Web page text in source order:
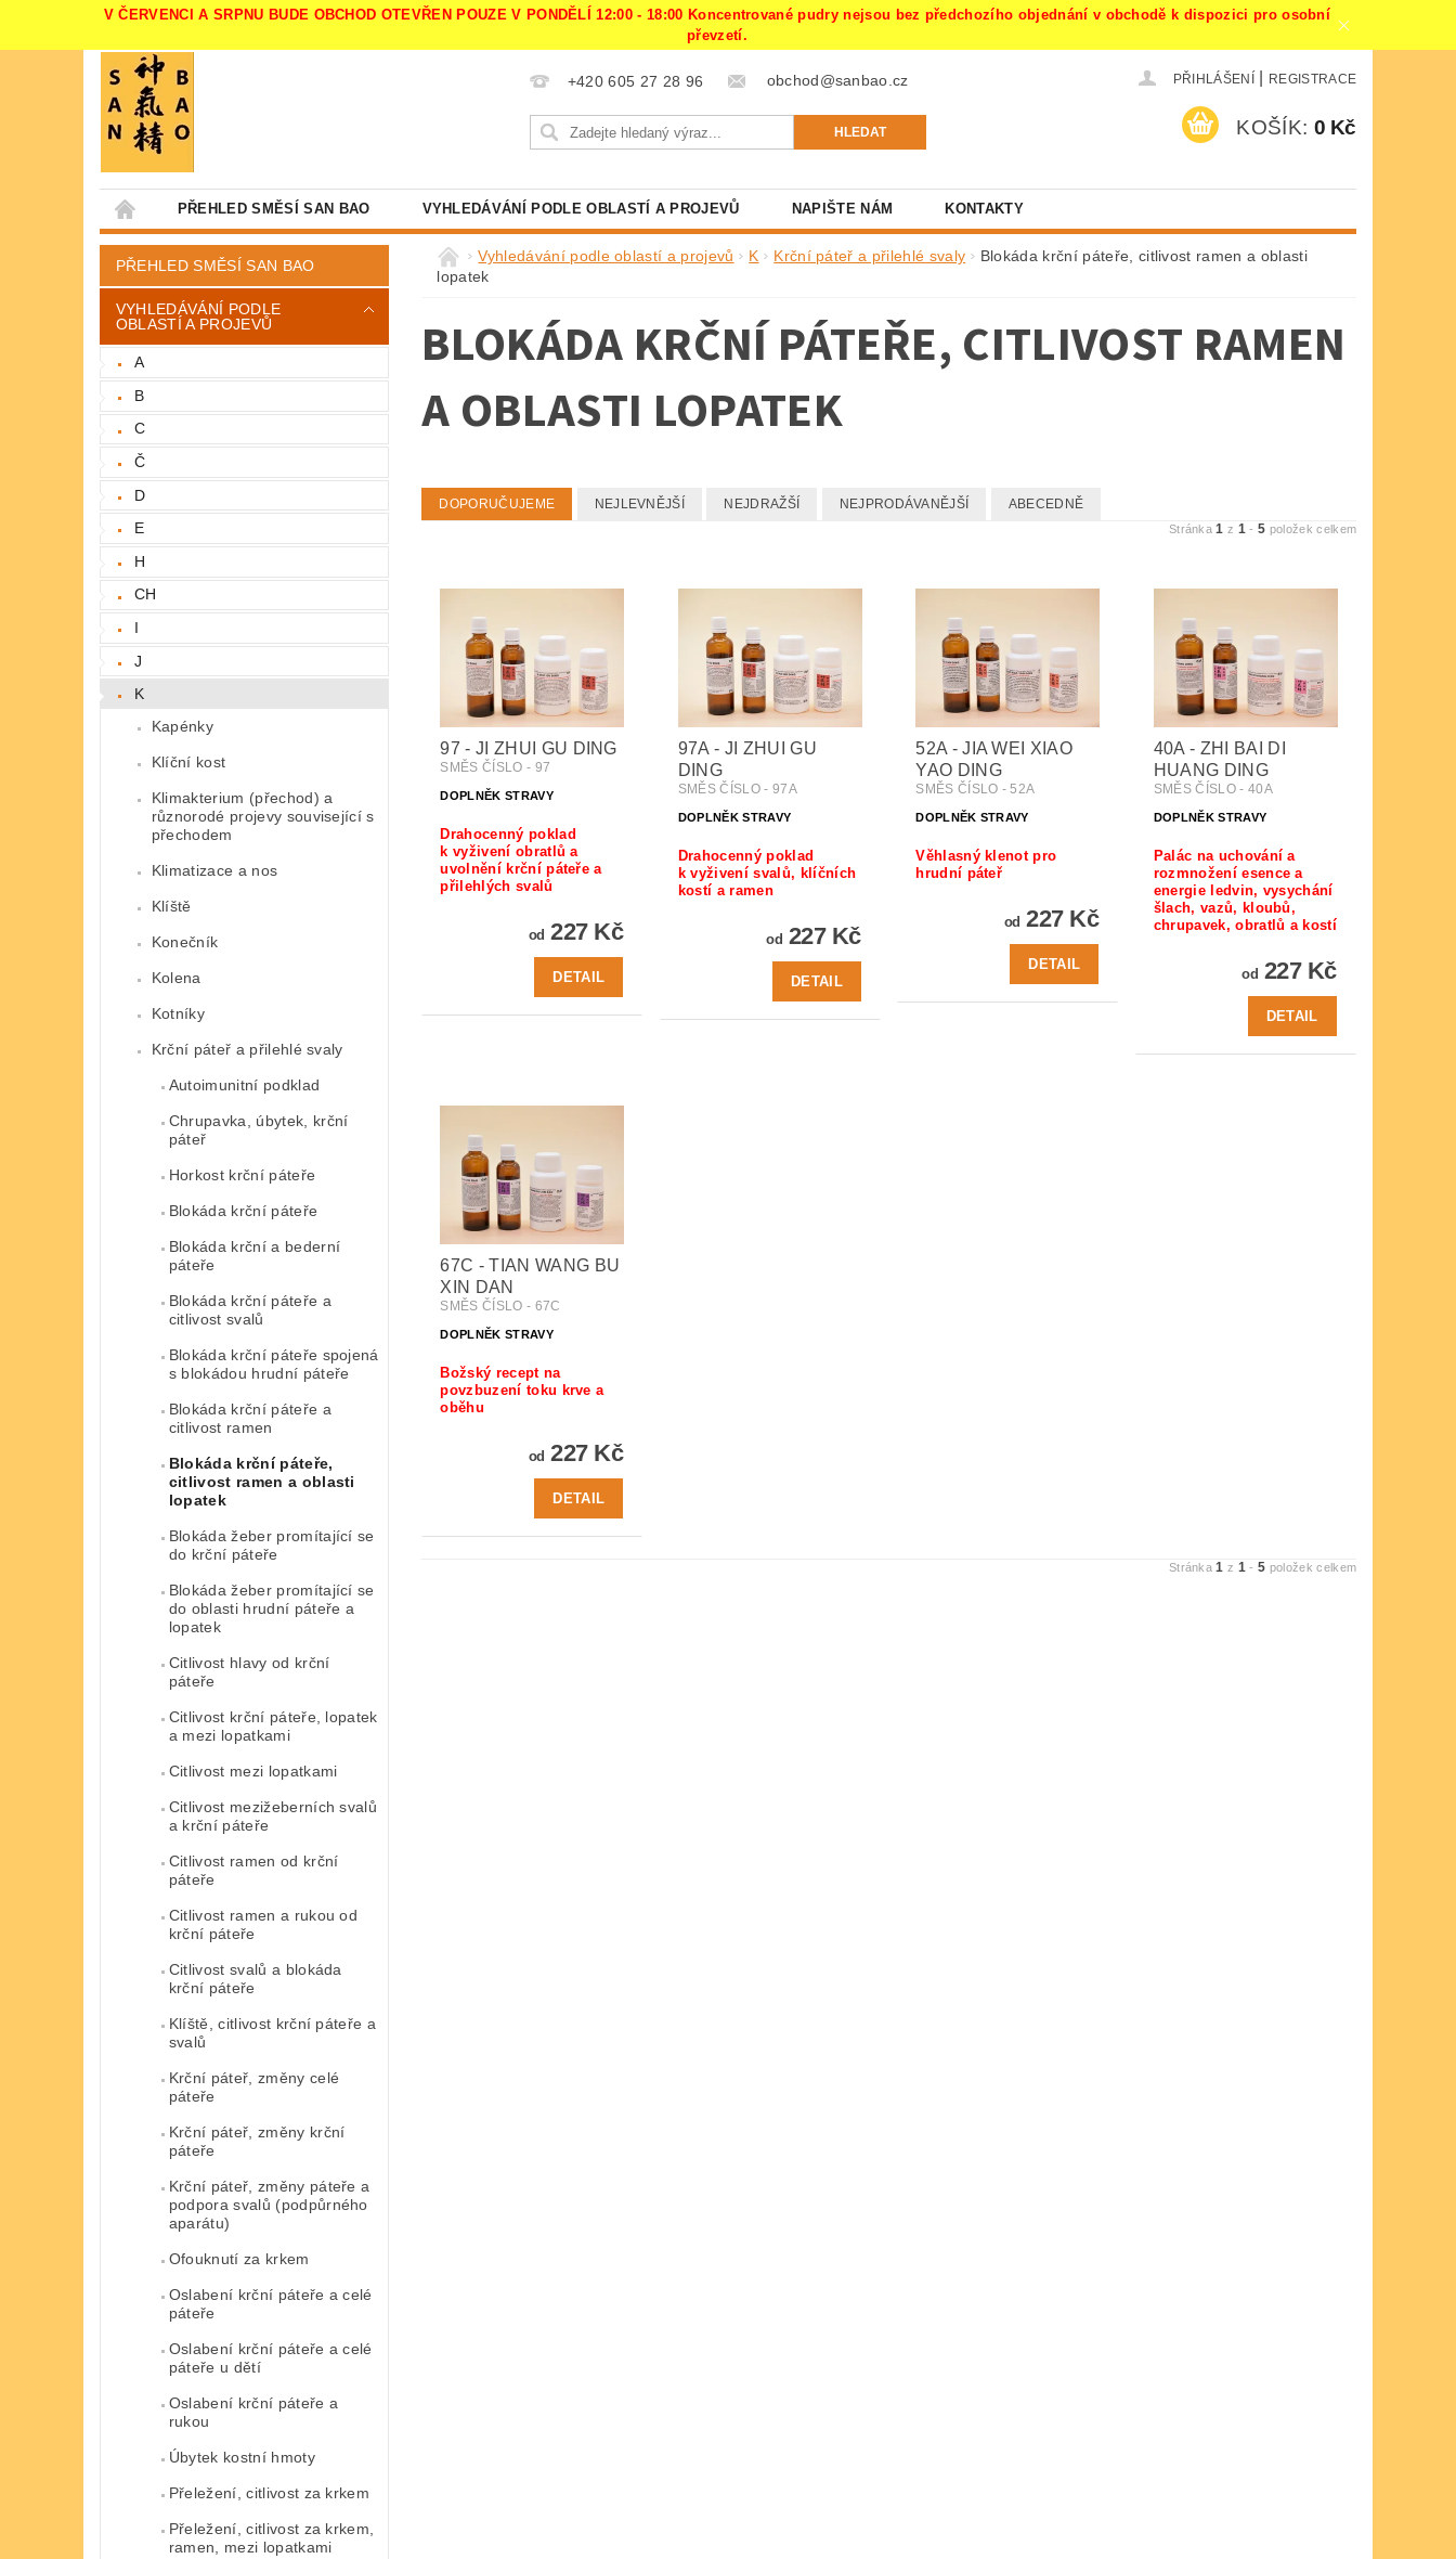
V ČERVENCI A SRPNU BUDE OBCHOD OTEVŘEN POUZE V PONDĚLÍ 12:00 - 18:00 Koncentrované pudry nejsou bez předchozího objednání v obchodě k dispozici pro osobní
převzetí.
+420 605 27 28 96 obchod@sanbao.cz PŘIHLÁŠENÍ REGISTRACE
KOŠÍK: 0 Kč
PŘEHLED SMĚSÍ SAN BAO VYHLEDÁVÁNÍ PODLE OBLASTÍ A PROJEVŮ NAPIŠTE NÁM KONTAKTY
PŘEHLED SMĚSÍ SAN BAO
VYHLEDÁVÁNÍ PODLE
OBLASTÍ A PROJEVŮ
A
B
C
Č
D
E
H
CH
I
J
K
Kapénky
Klíční kost
Klimakterium (přechod) a
různorodé projevy související s
přechodem
Klimatizace a nos
Klíště
Konečník
Kolena
Kotníky
Krční páteř a přilehlé svaly
Autoimunitní podklad
Chrupavka, úbytek, krční
páteř
Horkost krční páteře
Blokáda krční páteře
Blokáda krční a bederní
páteře
Blokáda krční páteře a
citlivost svalů
Blokáda krční páteře spojená
s blokádou hrudní páteře
Blokáda krční páteře a
citlivost ramen
Blokáda krční páteře,
citlivost ramen a oblasti
lopatek
Blokáda žeber promítající se
do krční páteře
Blokáda žeber promítající se
do oblasti hrudní páteře a
lopatek
Citlivost hlavy od krční
páteře
Citlivost krční páteře, lopatek
a mezi lopatkami
Citlivost mezi lopatkami
Citlivost mezižeberních svalů
a krční páteře
Citlivost ramen od krční
páteře
Citlivost ramen a rukou od
krční páteře
Citlivost svalů a blokáda
krční páteře
Klíště, citlivost krční páteře a
svalů
Krční páteř, změny celé
páteře
Krční páteř, změny krční
páteře
Krční páteř, změny páteře a
podpora svalů (podpůrného
aparátu)
Ofouknutí za krkem
Oslabení krční páteře a celé
páteře
Oslabení krční páteře a celé
páteře u dětí
Oslabení krční páteře a
rukou
Úbytek kostní hmoty
Přeležení, citlivost za krkem
Přeležení, citlivost za krkem,
ramen, mezi lopatkami
Vyhledávání podle oblastí a projevů K Krční páteř a přilehlé svaly
Blokáda krční páteře, citlivost ramen a oblasti
lopatek
BLOKÁDA KRČNÍ PÁTEŘE, CITLIVOST RAMEN
A OBLASTI LOPATEK
DOPORUČUJEME NEJLEVNĚJŠÍ NEJDRAŽŠÍ NEJPRODÁVANĚJŠÍ ABECEDNĚ
Stránka1 z 1 -5 položek celkem
97 - JI ZHUI GU DING
SMĚS ČÍSLO - 97
DOPLNĚK STRAVY
Drahocenný poklad
k vyživení obratlů a
uvolnění krční páteře a
přilehlých svalů
od 227 Kč
DETAIL
97A - JI ZHUI GU
DING
SMĚS ČÍSLO - 97A
DOPLNĚK STRAVY
Drahocenný poklad
k vyživení svalů, klíčních
kostí a ramen
od 227 Kč
DETAIL
52A - JIA WEI XIAO
YAO DING
SMĚS ČÍSLO - 52A
DOPLNĚK STRAVY
Věhlasný klenot pro
hrudní páteř
od 227 Kč
DETAIL
40A - ZHI BAI DI
HUANG DING
SMĚS ČÍSLO - 40A
DOPLNĚK STRAVY
Palác na uchování a
rozmnožení esence a
energie ledvin, vysychání
šlach, vazů, kloubů,
chrupavek, obratlů a kostí
od 227 Kč
DETAIL
67C - TIAN WANG BU
XIN DAN
SMĚS ČÍSLO - 67C
DOPLNĚK STRAVY
Božský recept na
povzbuzení toku krve a
oběhu
od 227 Kč
DETAIL
Stránka1 z 1 -5 položek celkem